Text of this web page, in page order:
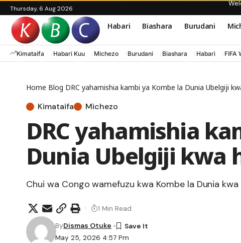
Thursday, 6 Aug 2026
Habari Biashara Burudani
Kimataifa Habari Kuu Michezo Burudani Biashara Habari FIFA
Home Blog DRC yahamishia kambi ya Kombe la Dunia Ubelgiji
Kimataifa Michezo
DRC yahamishia
Dunia Ubelgiji kwa
Chui wa Congo wamefuzu kwa Kombe la Dunia
May 25, 2026 4:57 Pm
ByDismas Otuke
1 Min Read